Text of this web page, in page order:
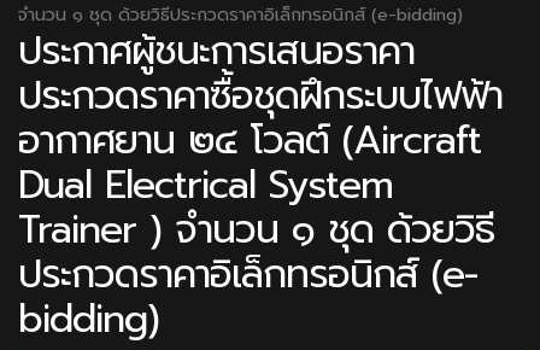
จำนวน ๑ ชุด ด้วยวิธีประกวดราคาอิเล็กทรอนิกส์ (e-bidding)
ประกาศผู้ชนะการเสนอราคา
ประกวดราคาซื้อชุดฝึกระบบไฟฟ้า
อากาศยาน ๒๔ โวลต์ (Aircraft
Dual Electrical System
Trainer ) จำนวน ๑ ชุด ด้วยวิธี
ประกวดราคาอิเล็กทรอนิกส์ (e-
bidding)